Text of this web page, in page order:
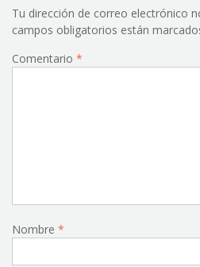
Tu dirección de correo electrónico
campos obligatorios están
Comentario *
Nombre *